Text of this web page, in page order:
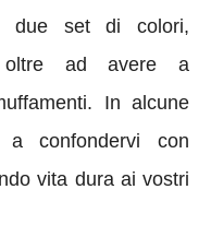
due set di colori,
oltre ad avere a
In alcune
confondervi con
vita dura ai vostri